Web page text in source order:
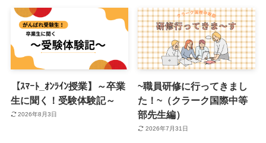
【ｽﾏｰﾄ_ｵﾝﾗｲﾝ授業】～卒業
生に聞く！受験体験記～
2026年8月3日
~職員研修に行ってきまし
た！~（クラーク国際中等
部先生編）
2026年7月31日